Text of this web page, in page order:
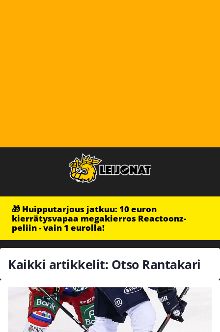
🎁 Huipputarjous jatkuu: 10 euron
kierrätysvapaa megakierros Reactoonz-
peliin - vain 1 eurolla!
Kaikki artikkelit: Otso Rantakari